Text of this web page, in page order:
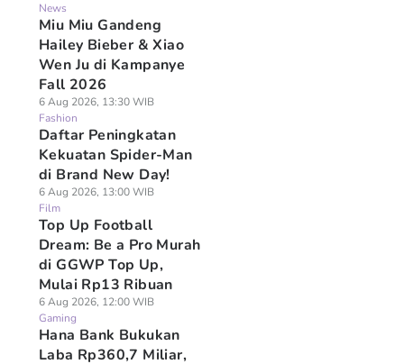
News
Miu Miu Gandeng
Hailey Bieber & Xiao
Wen Ju di Kampanye
Fall 2026
6 Aug 2026, 13:30 WIB
Fashion
Daftar Peningkatan
Kekuatan Spider-Man
di Brand New Day!
6 Aug 2026, 13:00 WIB
Film
Top Up Football
Dream: Be a Pro Murah
di GGWP Top Up,
Mulai Rp13 Ribuan
6 Aug 2026, 12:00 WIB
Gaming
Hana Bank Bukukan
Laba Rp360,7 Miliar,